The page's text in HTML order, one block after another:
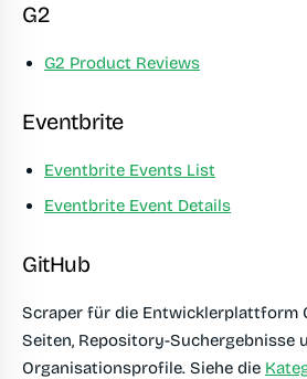
G2
G2 Product Reviews
Eventbrite
Eventbrite Events List
Eventbrite Event Details
GitHub
Scraper für die Entwicklerplattform
Seiten, Repository-Suchergebnisse
Organisationsprofile. Siehe die